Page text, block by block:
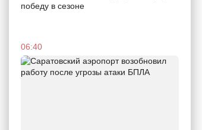
победу в сезоне
06:40